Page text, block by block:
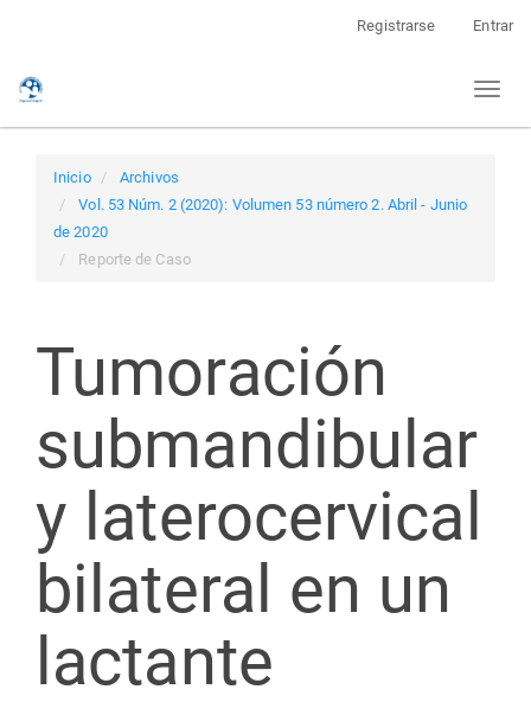
Registrarse Entrar
Toggle
Inicio
Archivos
Vol. 53 Núm. 2 (2020): Volumen 53 número 2. Abril - Junio
de 2020
Reporte de Caso
Tumoración
submandibular
y laterocervical
bilateral en un
lactante